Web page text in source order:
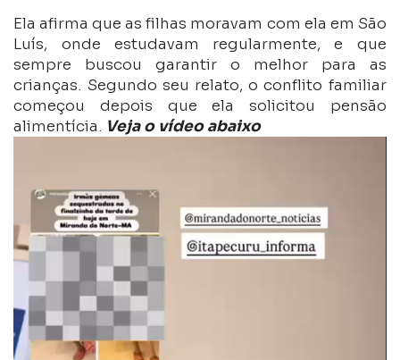
Ela afirma que as filhas moravam com ela em São
Luís, onde estudavam regularmente, e que
sempre buscou garantir o melhor para as
crianças. Segundo seu relato, o conflito familiar
começou depois que ela solicitou pensão
alimentícia. Veja o vídeo abaixo
vídeo